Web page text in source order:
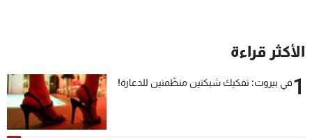
الأكثر قراءة
1في بيروت: تفكيك شبكتين منظّمتين للدعارة!